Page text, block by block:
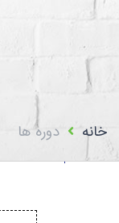
استعلام اعضا
خانه دوره ها